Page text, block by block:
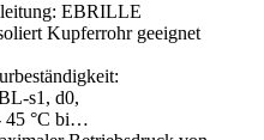
EBRILLE
Kupferrohr geeignet
s1, d0,
45 °C bi…